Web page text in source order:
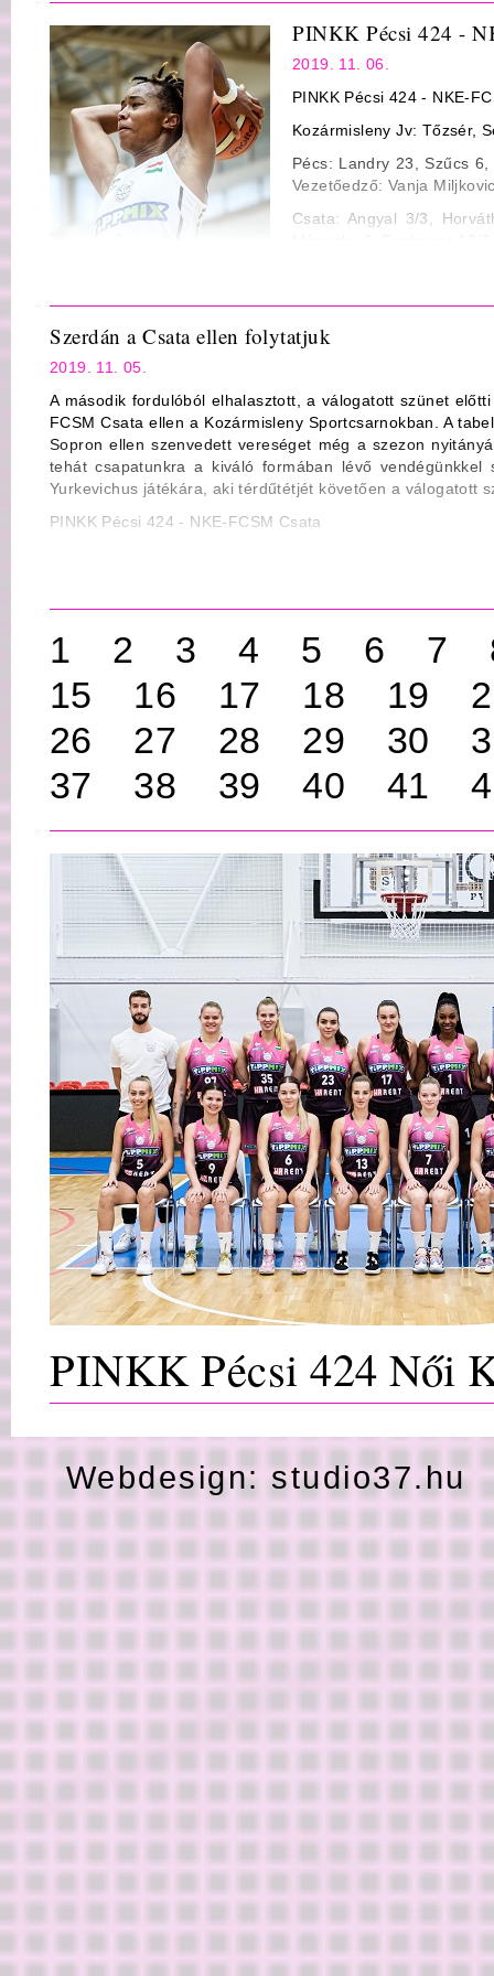
2019.11.23., szombat – 15:00, Kozármisleny Sportcsarnok
PINKK Pécsi 424 -
2019. 11. 06.
PINKK Pécsi 424 - NKE-
Kozármisleny Jv: Tőzsér,
Pécs: Landry 23, Szűcs
Vezetőedző: Vanja
Csata: Angyal 3/3,
Mezőny dobószázalék: 21/58 36% ill. 31/53 58%
3-pontos dobószázalék: 2/10 20% ill. 9/20 45%
Büntető dobószázalék: 21/25 84% ill. 26/31 84%
Lepattanó: 30 (Landry 9) ill. 30 (Gustafson 7)
Gólpassz: 14 (Stach 7) ill. 19 (Horváth B. 5)
Szerzett labda: 6 ill. 16
Szerdán a Csata ellen folytatjuk
2019. 11. 05.
A második fordulóból elhalasztott, a válogatott szünet
FCSM Csata ellen a Kozármisleny Sportcsarnokban. A
Sopron ellen szenvedett vereséget még a szezon
tehát csapatunkra a kiváló formában lévő
Yurkevichus játékára, aki térdűtétjét követően a válogatott
PINKK Pécsi 424 - NKE-FCSM Csata
1 2 3 4 5 6 7
15
16 17 18 19
26
27 28 29 30
37
38 39 40 41
PINKK Pécsi 424 Női
Webdesign:studio37.hu